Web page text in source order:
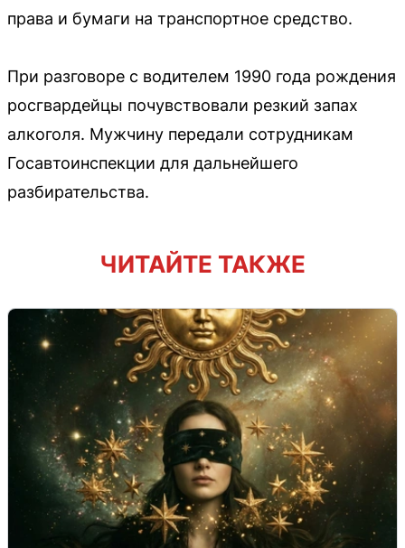
права и бумаги на транспортное средство.
При разговоре с водителем 1990 года рождения
росгвардейцы почувствовали резкий запах
алкоголя. Мужчину передали сотрудникам
Госавтоинспекции для дальнейшего
разбирательства.
ЧИТАЙТЕ ТАКЖЕ